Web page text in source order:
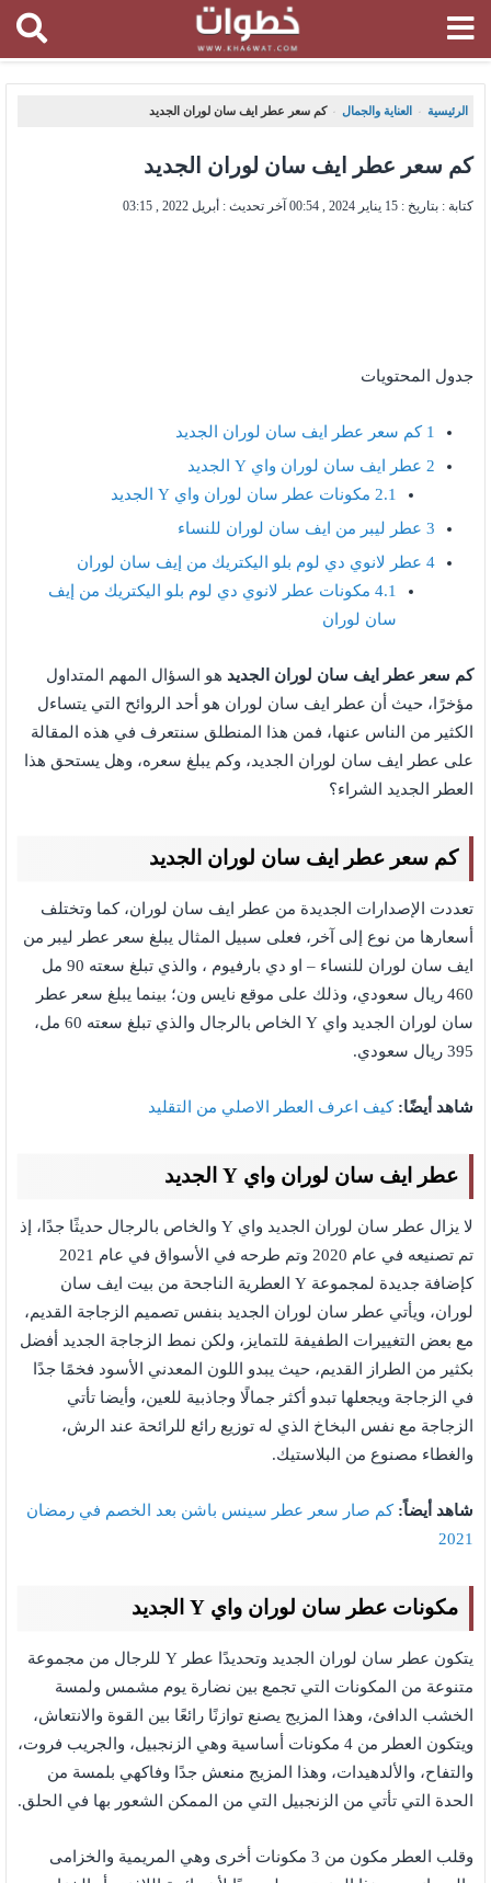
الرئيسية ، العناية والجمال ، كم سعر عطر ايف سان لوران الجديد
كم سعر عطر ايف سان لوران الجديد
كتابة : بتاريخ : 15 يناير 2024 , 00:54 آخر تحديث : أبريل 2022 , 03:15
جدول المحتويات
1 كم سعر عطر ايف سان لوران الجديد
2 عطر ايف سان لوران واي Y الجديد
2.1 مكونات عطر سان لوران واي Y الجديد
3 عطر ليبر من ايف سان لوران للنساء
4 عطر لانوي دي لوم بلو اليكتريك من إيف سان لوران
4.1 مكونات عطر لانوي دي لوم بلو اليكتريك من إيف
سان لوران
كم سعر عطر ايف سان لوران الجديد هو السؤال المهم المتداول
مؤخرًا، حيث أن عطر ايف سان لوران هو أحد الروائح التي يتساءل
الكثير من الناس عنها، فمن هذا المنطلق سنتعرف في هذه المقالة
على عطر ايف سان لوران الجديد، وكم يبلغ سعره، وهل يستحق هذا
العطر الجديد الشراء؟
كم سعر عطر ايف سان لوران الجديد
تعددت الإصدارات الجديدة من عطر ايف سان لوران، كما وتختلف
أسعارها من نوع إلى آخر، فعلى سبيل المثال يبلغ سعر عطر ليبر من
ايف سان لوران للنساء – او دي بارفيوم ، والذي تبلغ سعته 90 مل
460 ريال سعودي، وذلك على موقع نايس ون؛ بينما يبلغ سعر عطر
سان لوران الجديد واي Y الخاص بالرجال والذي تبلغ سعته 60 مل،
395 ريال سعودي.
شاهد أيضًا: كيف اعرف العطر الاصلي من التقليد
عطر ايف سان لوران واي Y الجديد
لا يزال عطر سان لوران الجديد واي Y والخاص بالرجال حديثًا جدًا، إذ
تم تصنيعه في عام 2020 وتم طرحه في الأسواق في عام 2021
كإضافة جديدة لمجموعة Y العطرية الناجحة من بيت ايف سان
لوران، ويأتي عطر سان لوران الجديد بنفس تصميم الزجاجة القديم،
مع بعض التغييرات الطفيفة للتمايز، ولكن نمط الزجاجة الجديد أفضل
بكثير من الطراز القديم، حيث يبدو اللون المعدني الأسود فخمًا جدًا
في الزجاجة ويجعلها تبدو أكثر جمالًا وجاذبية للعين، وأيضا تأتي
الزجاجة مع نفس البخاخ الذي له توزيع رائع للرائحة عند الرش،
والغطاء مصنوع من البلاستيك.
شاهد أيضاً:كم صار سعر عطر سينس باشن بعد الخصم في رمضان
2021
مكونات عطر سان لوران واي Y الجديد
يتكون عطر سان لوران الجديد وتحديدًا عطر Y للرجال من مجموعة
متنوعة من المكونات التي تجمع بين نضارة يوم مشمس ولمسة
الخشب الدافئ، وهذا المزيج يصنع توازنًا رائعًا بين القوة والانتعاش،
ويتكون العطر من 4 مكونات أساسية وهي الزنجبيل، والجريب فروت،
والتفاح، والألدهيدات، وهذا المزيج منعش جدًا وفاكهي بلمسة من
الحدة التي تأتي من الزنجبيل التي من الممكن الشعور بها في الحلق.
وقلب العطر مكون من 3 مكونات أخرى وهي المريمية والخزامى